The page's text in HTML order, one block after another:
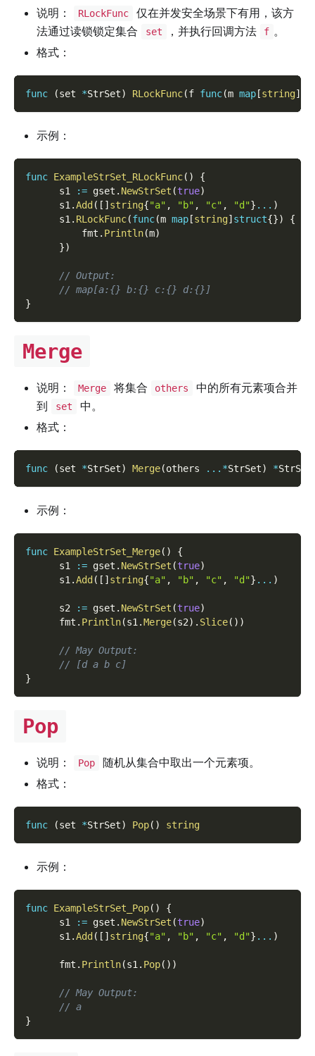
说明： RLockFunc
仅在并发安全场景下有用，该方
法通过读锁锁定集合
set ，并执行回调方法 f 。
格式：
func (set *StrSet) RLockFunc(f func(m map [string]
示例：
func ExampleStrSet_RLockFunc( )
{
      s1
:= gset . NewStrSet (true)
      s1
.Add ( [ ] string{"a" , "b" , "c" , "d"} ... )
      s1
. RLockFunc(func(m map [string] struct{})
{
          fmt
. Println(m)
})
// Output:
// map[a:{} b:{} c:{} d:{}]
}
Merge
说明： Merge 将集合 others
中的所有元素项合并
到
set
中。
格式：
func (set *StrSet) Merge(others ... *StrSet) *StrSet
示例：
func ExampleStrSet_Merge( )
{
      s1
:= gset . NewStrSet (true)
      s1
.Add ( [ ] string{"a" , "b" , "c" , "d"} ... )
      s2
:= gset . NewStrSet (true)
      fmt
. Println(s1 .Merge(s2) . Slice( ) )
// May Output:
// [d a b c]
}
Pop
说明： Pop
随机从集合中取出一个元素项。
格式：
func (set *StrSet) Pop( ) string
示例：
func ExampleStrSet_Pop( )
{
      s1
:= gset . NewStrSet (true)
      s1
.Add ( [ ] string{"a" , "b" , "c" , "d"} ... )
      fmt
. Println(s1. Pop( ) )
// May Output:
// a
}